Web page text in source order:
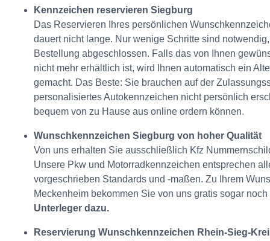
Kennzeichen reservieren Siegburg
Das Reservieren Ihres persönlichen
dauert nicht lange. Nur wenige Schritte sind
Bestellung abgeschlossen. Falls das von Ihnen
nicht mehr erhältlich ist, wird Ihnen automatisch ein
gemacht. Das Beste: Sie brauchen auf der
personalisiertes Autokennzeichen nicht persönlich
bequem von zu Hause aus online ordern können.
Wunschkennzeichen Siegburg von hoher Qualität
Von uns erhalten Sie ausschließlich Kfz
Unsere Pkw und Motorradkennzeichen entsprechen
vorgeschrieben Standards und -maßen. Zu Ihrem
Meckenheim bekommen Sie von uns gratis sogar
Unterleger dazu.
Reservierung Wunschkennzeichen Rhein-Sieg-